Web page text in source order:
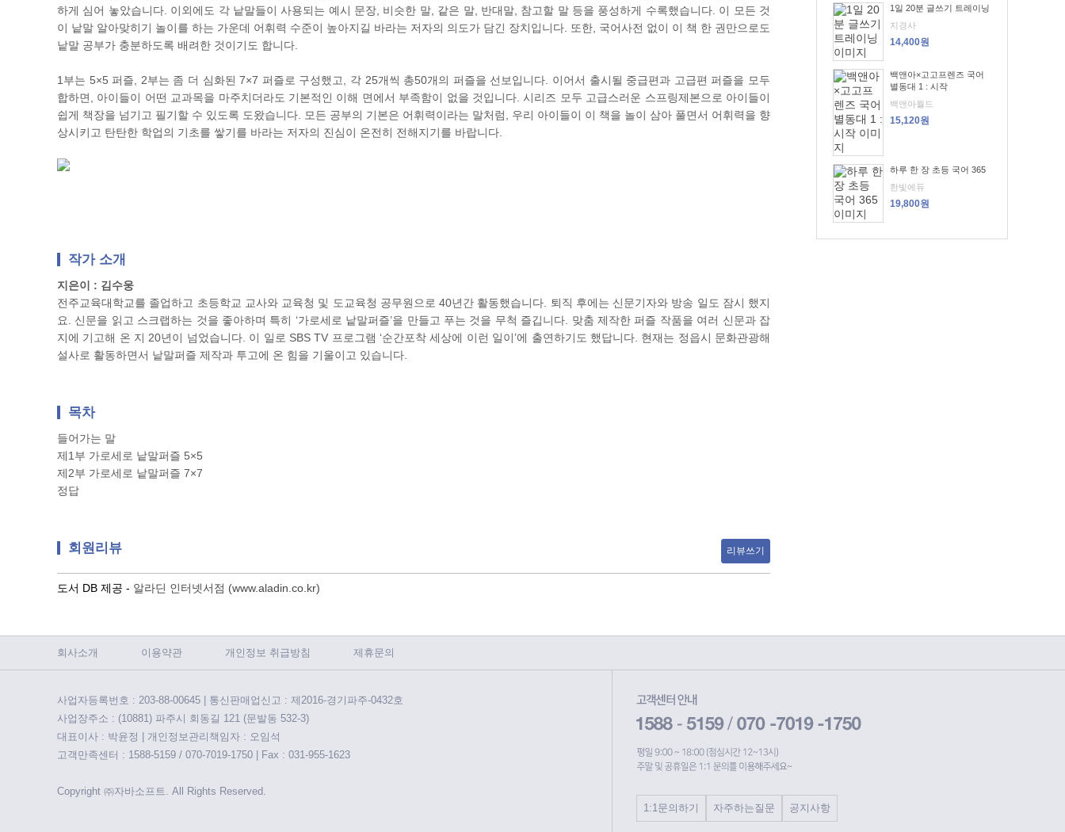
하게 심어 놓았습니다. 이외에도 각 낱말들이 사용되는 예시 문장, 비슷한 말, 같은 말, 반대말, 참고할 말 등을 풍성하게 수록했습니다. 이 모든 것
이 낱말 알아맞히기 놀이를 하는 가운데 어휘력 수준이 높아지길 바라는 저자의 의도가 담긴 장치입니다. 또한, 국어사전 없이 이 책 한 권만으로도
낱말 공부가 충분하도록 배려한 것이기도 합니다.
1부는 5×5 퍼즐, 2부는 좀 더 심화된 7×7 퍼즐로 구성했고, 각 25개씩 총50개의 퍼즐을 선보입니다. 이어서 출시될 중급편과 고급편 퍼즐을 모두
합하면, 아이들이 어떤 교과목을 마주치더라도 기본적인 이해 면에서 부족함이 없을 것입니다. 시리즈 모두 고급스러운 스프링제본으로 아이들이
쉽게 책장을 넘기고 필기할 수 있도록 도왔습니다. 모든 공부의 기본은 어휘력이라는 말처럼, 우리 아이들이 이 책을 놀이 삼아 풀면서 어휘력을 향
상시키고 탄탄한 학업의 기초를 쌓기를 바라는 저자의 진심이 온전히 전해지기를 바랍니다.
작가 소개
지은이 : 김수웅
전주교육대학교를 졸업하고 초등학교 교사와 교육청 및 도교육청 공무원으로 40년간 활동했습니다. 퇴직 후에는 신문기자와 방송 일도 잠시 했지
요. 신문을 읽고 스크랩하는 것을 좋아하며 특히 ‘가로세로 낱말퍼즐’을 만들고 푸는 것을 무척 즐깁니다. 맞춤 제작한 퍼즐 작품을 여러 신문과 잡
지에 기고해 온 지 20년이 넘었습니다. 이 일로 SBS TV 프로그램 ‘순간포착 세상에 이런 일이’에 출연하기도 했답니다. 현재는 정읍시 문화관광해
설사로 활동하면서 낱말퍼즐 제작과 투고에 온 힘을 기울이고 있습니다.
목차
들어가는 말
제1부 가로세로 낱말퍼즐 5×5
제2부 가로세로 낱말퍼즐 7×7
정답
회원리뷰 리뷰쓰기
1일 20분 글쓰기 트레이닝
지경사
14,400원
백앤아×고고프렌즈 국어
별동대 1 : 시작
백앤아월드
15,120원
하루 한 장 초등 국어 365
한빛에듀
19,800원
도서 DB 제공 - 알라딘 인터넷서점 (www.aladin.co.kr)
회사소개 이용약관 개인정보 취급방침 제휴문의
사업자등록번호 : 203-88-00645 | 통신판매업신고 : 제2016-경기파주-0432호
사업장주소 : (10881) 파주시 회동길 121 (문발동 532-3)
대표이사 : 박윤정 | 개인정보관리책임자 : 오임석
고객만족센터 : 1588-5159 / 070-7019-1750 | Fax : 031-955-1623
Copyright ㈜자바소프트. All Rights Reserved.
1:1문의하기
자주하는질문 공지사항